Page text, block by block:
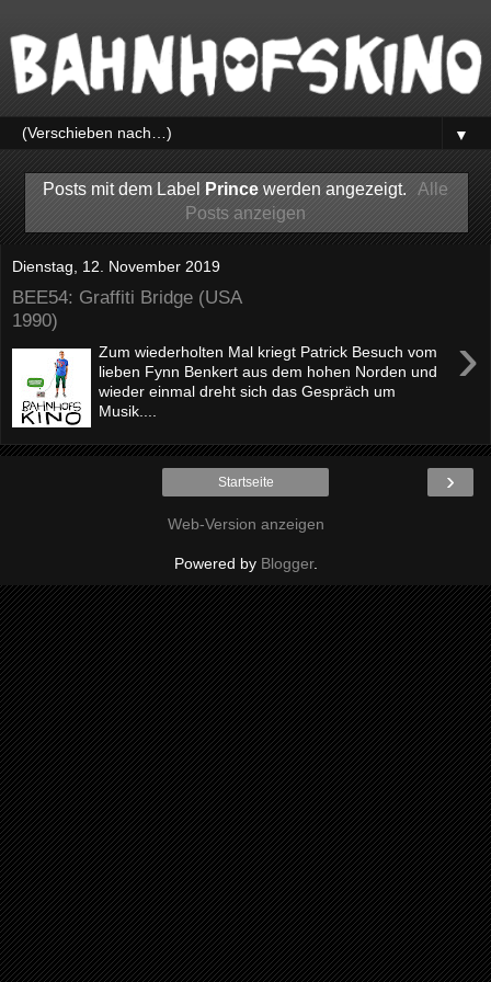
▼
Posts mit dem Label Princewerden angezeigt.
Alle
Posts anzeigen
Dienstag, 12. November 2019
BEE54: Graffiti Bridge (USA
1990)
›
Zum wiederholten Mal kriegt Patrick Besuch vom
lieben Fynn Benkert aus dem hohen Norden und
wieder einmal dreht sich das Gespräch um
Musik....
›
Startseite
Web-Version anzeigen
Powered by Blogger.